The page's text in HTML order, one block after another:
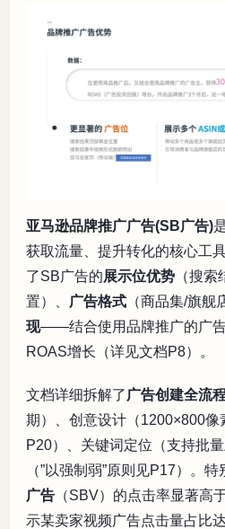
亚马逊品牌推广广告(SB广告)
获取流量、提升转化的核心工
了SB广告的展示位优势 （搜
置）、
广告格式 （商品集/旗舰
现——结合使用品牌推广的广
ROAS增长（详见文档P8）。
文档详细拆解了 广告创建全流
期）、创意设计（1200×800像
P20）、关键词定位（支持批
（”以强制弱”原则见P17）。特
广告 （SBV）的点击率显著高
示某卖家视频广告点击量占比